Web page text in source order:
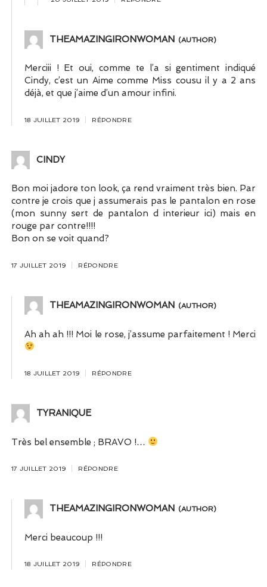
THEAMAZINGIRONWOMAN
Merciii ! Et oui, comme te l’a si gentiment indiqué
Cindy, c’est un Aime comme Miss cousu il y a 2 ans
déjà, et que j’aime d’un amour infini.
18 JUILLET 2019 RÉPONDRE
CINDY
Bon moi jadore ton look, ça rend vraiment très bien. Par
contre je crois que j assumerais pas le pantalon en rose
(mon sunny sert de pantalon d interieur ici) mais en
rouge par contre!!!!
Bon on se voit quand?
17 JUILLET 2019 RÉPONDRE
THEAMAZINGIRONWOMAN
Ah ah ah !!! Moi le rose, j’assume parfaitement ! Merci
18 JUILLET 2019 RÉPONDRE
TYRANIQUE
Très bel ensemble ; BRAVO !…
17 JUILLET 2019 RÉPONDRE
THEAMAZINGIRONWOMAN
Merci beaucoup !!!
18 JUILLET 2019 RÉPONDRE